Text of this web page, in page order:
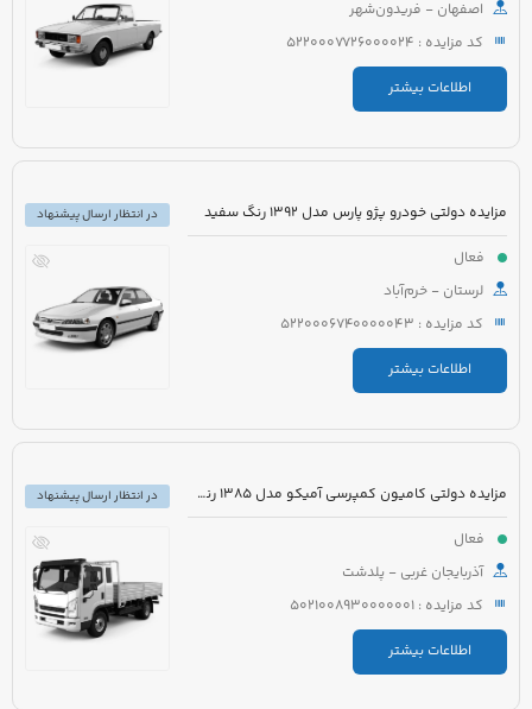
اصفهان - فریدون‌شهر
کد مزایده : 5220007726000024
اطلاعات بیشتر
مزایده دولتی خودرو پژو پارس مدل 1392 رنگ سفید
فعال
لرستان - خرم‌آباد
کد مزایده : 5220006740000043
اطلاعات بیشتر
در انتظار ارسال پیشنهاد
مزایده دولتی کامیون کمپرسی آمیکو مدل 1385 رنگ سفید نارنجی
فعال
آذربایجان غربی - پلدشت
کد مزایده : 5021008930000001
اطلاعات بیشتر
در انتظار ارسال پیشنهاد